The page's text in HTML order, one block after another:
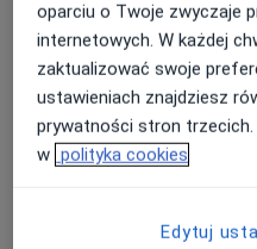
Fizjoterapia
Od 200 zł Szczegóły
Fizjoterapia stomatologiczna
oparciu o Twoje zwyczaje
internetowych. W każdej
zaktualizować swoje
ustawieniach znajdziesz
prywatności stron
w polityka cookies
Edytuj